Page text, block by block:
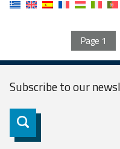
Page 1
Subscribe to our
Subscribe